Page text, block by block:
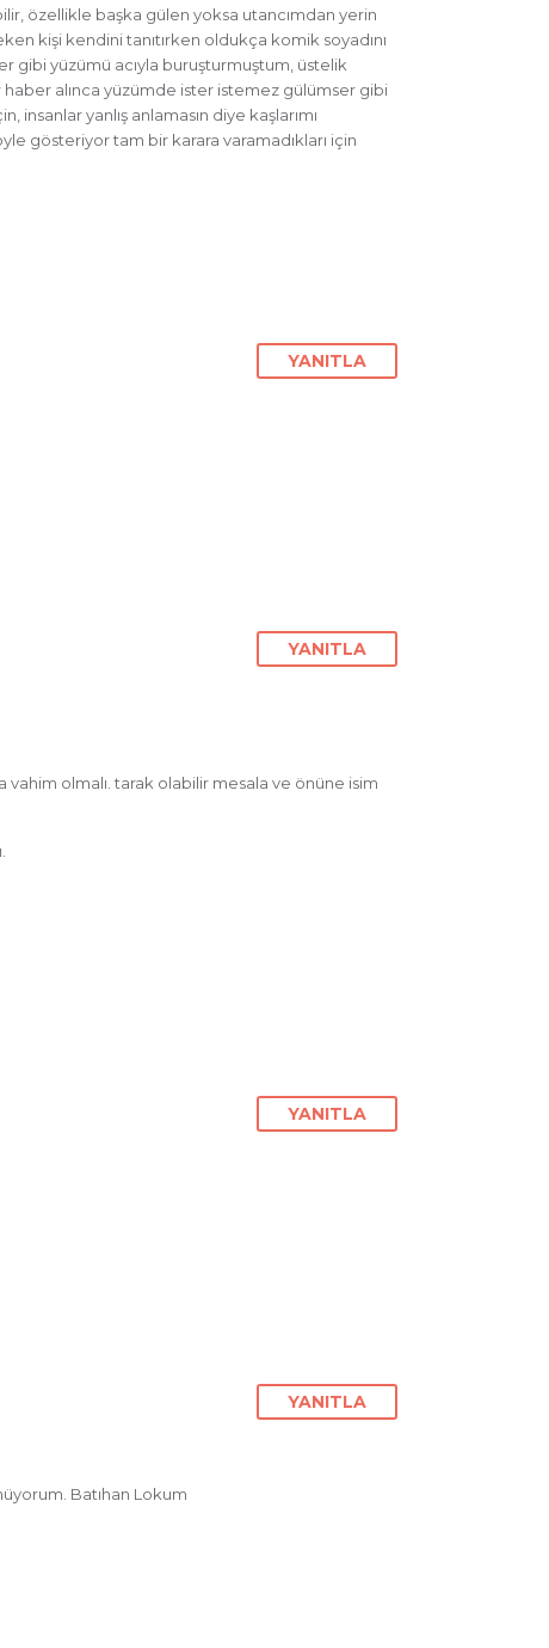
özellikle başka gülen yoksa utancımdan yerin
kişi kendini tanıtırken oldukça komik soyadını
gibi yüzümü acıyla buruşturmuştum, üstelik
haber alınca yüzümde ister istemez gülümser gibi
yanlış anlamasın diye kaşlarımı
gösteriyor tam bir karara varamadıkları için
YANITLA
YANITLA
vahim olmalı. tarak olabilir mesala ve önüne isim
YANITLA
YANITLA
Batıhan Lokum